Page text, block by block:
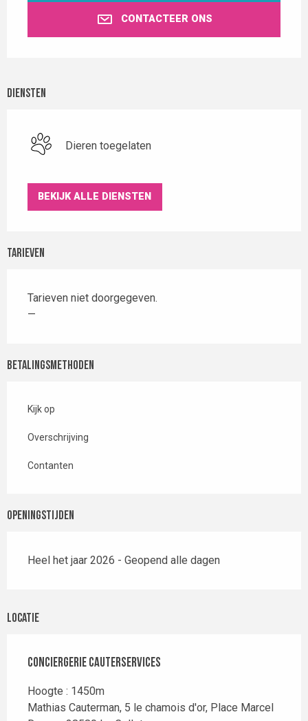
CONTACTEER ONS
Diensten
Dieren toegelaten
BEKIJK ALLE DIENSTEN
Tarieven
Tarieven niet doorgegeven.
—
Betalingsmethoden
Kijk op
Overschrijving
Contanten
Openingstijden
Heel het jaar 2026 - Geopend alle dagen
Locatie
Conciergerie CAUTERSERVICES
Hoogte : 1450m
Mathias Cauterman, 5 le chamois d'or, Place Marcel